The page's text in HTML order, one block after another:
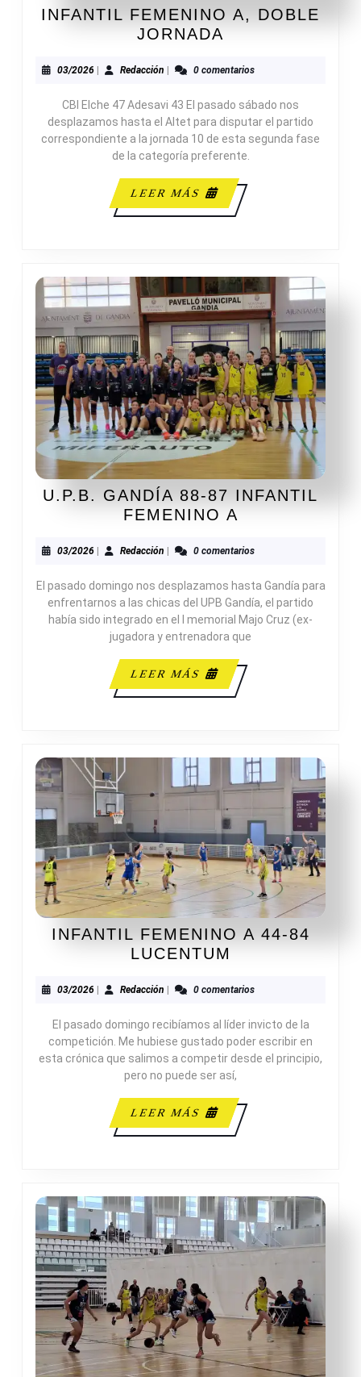
INFANTIL FEMENINO A, DOBLE
JORNADA
A,
JORNADA
03/202603/2026RedacciónRedacción0 comentarios
CBI Elche 47 Adesavi 43 El pasado sábado nos
desplazamos hasta el Altet para disputar el partido
correspondiente a la jornada 10 de esta segunda fase
de la categoría preferente.
LEER MÁS
LEER
MÁS
U.P.B. GANDÍA 88-87 INFANTIL
FEMENINO A
88-
INFANTIL
FEMENINO
A
03/202603/2026RedacciónRedacción0 comentarios
El pasado domingo nos desplazamos hasta Gandía para
enfrentarnos a las chicas del UPB Gandía, el partido
había sido integrado en el I memorial Majo Cruz (ex-
jugadora y entrenadora que
LEER MÁS
LEER
MÁS
INFANTIL FEMENINO A 44-84
LUCENTUM
A
84
LUCENTUM
03/202603/2026RedacciónRedacción0 comentarios
El pasado domingo recibíamos al líder invicto de la
competición. Me hubiese gustado poder escribir en
esta crónica que salimos a competir desde el principio,
pero no puede ser así,
LEER MÁS
LEER
MÁS